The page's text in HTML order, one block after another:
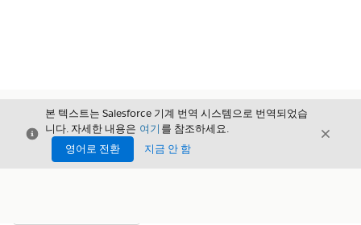
닫기
본 텍스트는 Salesforce 기계 번역 시스템으로 번역되었습
니다. 자세한 내용은 여기 를 참조하세요.
영어로 전환
지금 안 함
닫기